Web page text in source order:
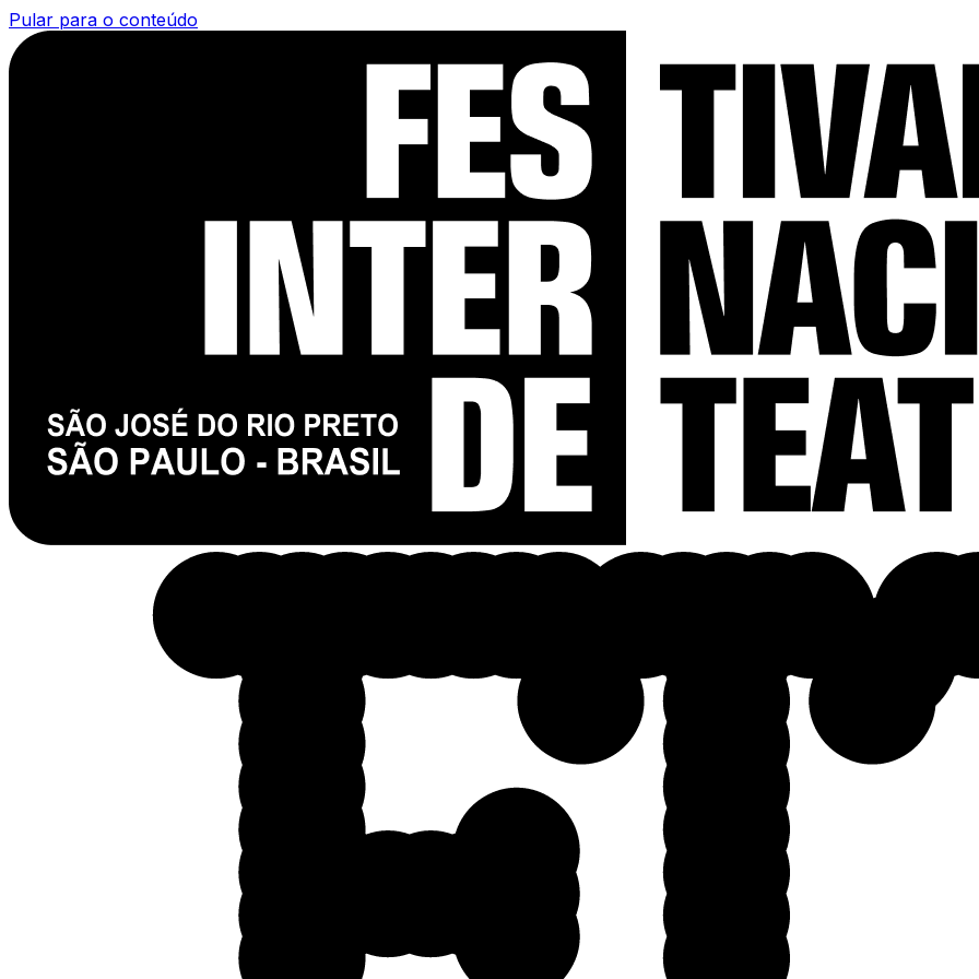
Pular para o conteúdo